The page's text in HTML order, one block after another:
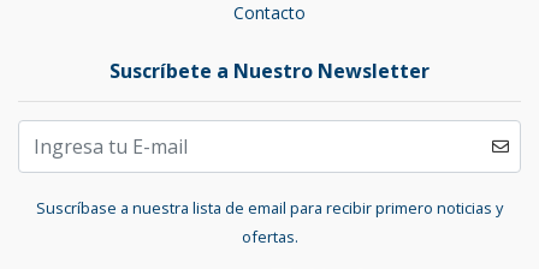
Contacto
Suscríbete a Nuestro Newsletter
Suscríbase a nuestra lista de email para recibir primero noticias y
ofertas.